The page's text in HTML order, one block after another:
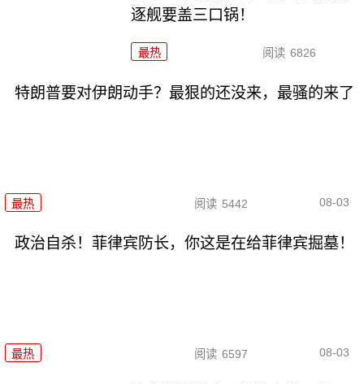
逐舰要盖三口锅！
最热 阅读 6826
特朗普要对伊朗动手？最狠的还没来，最骚的来了
最热 阅读 5442 08-03
政治自杀！菲律宾防长，你这是在给菲律宾掘墓！
最热 阅读 6597 08-03